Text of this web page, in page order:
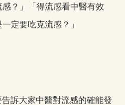
？」「得流感看中醫有效
定要吃克流感？」
訴大家中醫對流感的確能發